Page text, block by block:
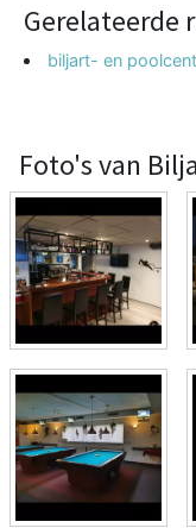
Gerelateerde
biljart- en
Foto's van